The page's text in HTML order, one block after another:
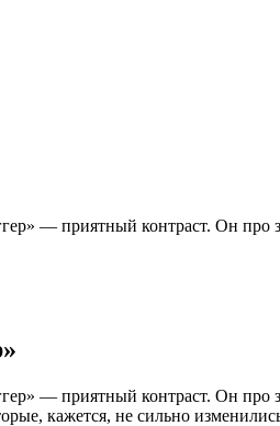
— приятный контраст. Он
— приятный контраст. Он
кажется, не сильно